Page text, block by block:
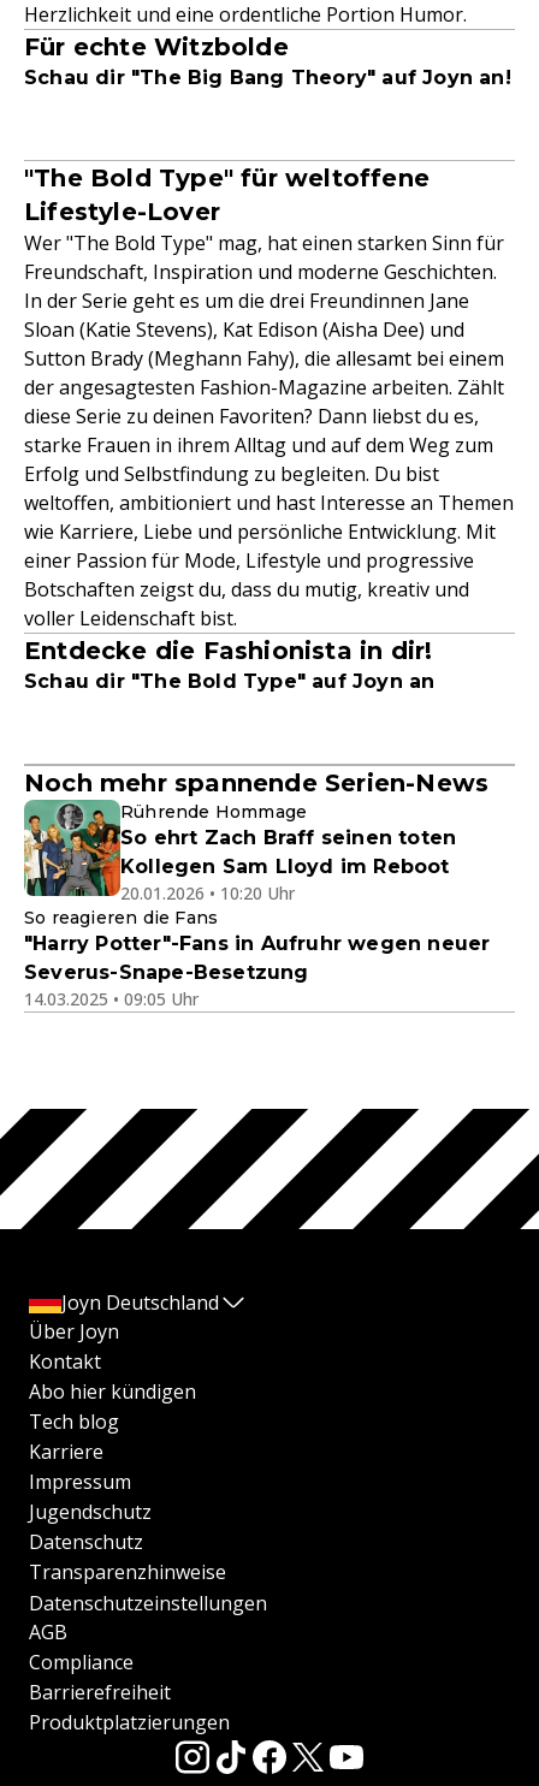
Herzlichkeit und eine ordentliche Portion Humor.
Für echte Witzbolde
Schau dir "The Big Bang Theory" auf Joyn an!
"The Bold Type" für weltoffene
Lifestyle-Lover
Wer "The Bold Type" mag, hat einen starken Sinn für
Freundschaft, Inspiration und moderne Geschichten.
In der Serie geht es um die drei Freundinnen Jane
Sloan (Katie Stevens), Kat Edison (Aisha Dee) und
Sutton Brady (Meghann Fahy), die allesamt bei einem
der angesagtesten Fashion-Magazine arbeiten. Zählt
diese Serie zu deinen Favoriten? Dann liebst du es,
starke Frauen in ihrem Alltag und auf dem Weg zum
Erfolg und Selbstfindung zu begleiten. Du bist
weltoffen, ambitioniert und hast Interesse an Themen
wie Karriere, Liebe und persönliche Entwicklung. Mit
einer Passion für Mode, Lifestyle und progressive
Botschaften zeigst du, dass du mutig, kreativ und
voller Leidenschaft bist.
Entdecke die Fashionista in dir!
Schau dir "The Bold Type" auf Joyn an
Noch mehr spannende Serien-News
Rührende Hommage
So ehrt Zach Braff seinen toten
Kollegen Sam Lloyd im Reboot
20.01.2026 • 10:20 Uhr
So reagieren die Fans
"Harry Potter"-Fans in Aufruhr wegen neuer
Severus-Snape-Besetzung
14.03.2025 • 09:05 Uhr
Joyn Deutschland
Über Joyn
Kontakt
Abo hier kündigen
Tech blog
Karriere
Impressum
Jugendschutz
Datenschutz
Transparenzhinweise
Datenschutzeinstellungen
AGB
Compliance
Barrierefreiheit
Produktplatzierungen